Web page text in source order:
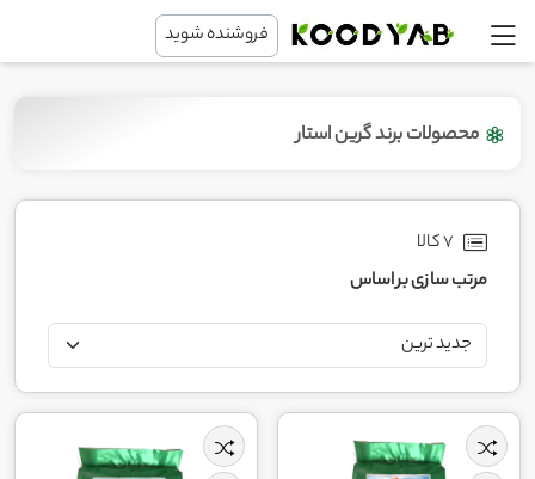
فروشنده شوید
محصولات برند گرین استار
7 کالا
مرتب سازی بر اساس